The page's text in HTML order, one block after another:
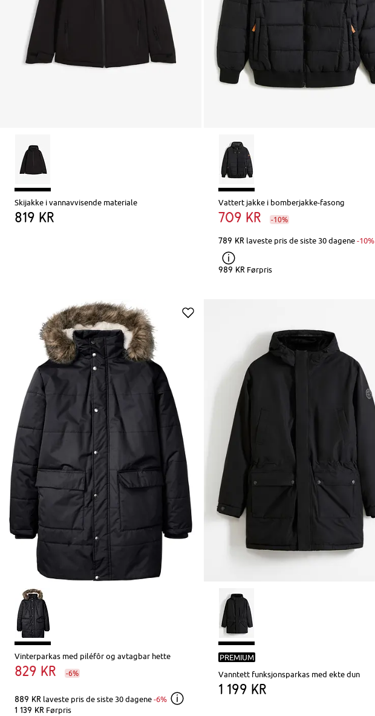
Skijakke i vannavvisende materiale
819 kr
Vattert jakke i bomberjakke-fasong
709 kr -10%
789 kr laveste pris de siste 30 dagene-10%
989 kr Førpris
Vinterparkas med piléfôr og avtagbar hette
829 kr -6%
889 kr laveste pris de siste 30 dagene-6%
1 139 kr Førpris
PREMIUM
Vanntett funksjonsparkas med ekte dun
1 199 kr